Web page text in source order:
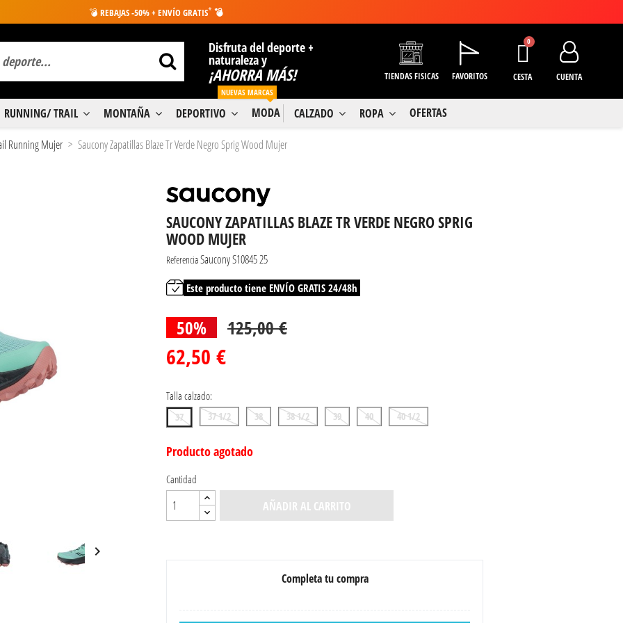
💣 REBAJAS -50% + ENVÍO GRATIS* 💣
Disfruta del deporte +
naturaleza y
¡AHORRA MÁS! TIENDAS FISICAS FAVORITOS CESTA CUENTA
RUNNING/ TRAIL MONTAÑA DEPORTIVO MODA
NUEVAS MARCAS
CALZADO ROPA OFERTAS
Running Mujer Saucony Zapatillas Blaze Tr Verde Negro Sprig Wood Mujer

SAUCONY ZAPATILLAS BLAZE TR VERDE NEGRO SPRIG
WOOD MUJER
ReferenciaSaucony S10845 25
Este producto tiene ENVÍO GRATIS 24/48h
50% 125,00 €
62,50 €
Talla calzado:
37 37 1/2 38 38 1/2 39 40 40 1/2
Producto agotado
Cantidad
AÑADIR AL CARRITO
Completa tu compra